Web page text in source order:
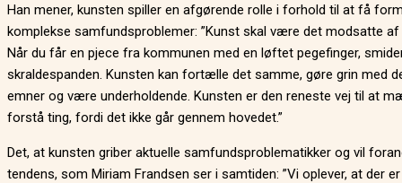
Han mener, kunsten spiller en afgørende rolle i forhold til at få
komplekse samfundsproblemer: ”Kunst skal være det modsatte af
Når du får en pjece fra kommunen med en løftet pegefinger,
skraldespanden. Kunsten kan fortælle det samme, gøre grin med
emner og være underholdende. Kunsten er den reneste vej til at
forstå ting, fordi det ikke går gennem hovedet.”
Det, at kunsten griber aktuelle samfundsproblematikker og vil
tendens, som Miriam Frandsen ser i samtiden: ”Vi oplever, at der